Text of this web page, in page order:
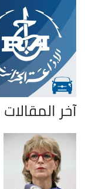
آخر المقالات